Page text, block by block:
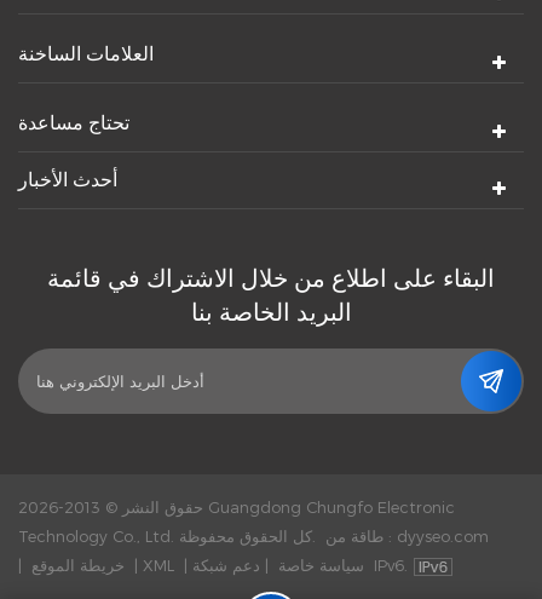
العلامات الساخنة
تحتاج مساعدة
أحدث الأخبار
البقاء على اطلاع من خلال الاشتراك في قائمة
البريد الخاصة بنا
حقوق النشر © 2013-2026 Guangdong Chungfo Electronic
طاقة من : dyyseo.com
|
خريطة الموقع | XML | سياسة خاصة | دعم شبكة IPv6.